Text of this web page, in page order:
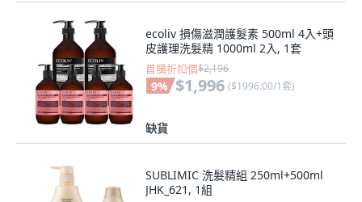
ecoliv 損傷滋潤護髮素 500ml 4入+頭
皮護理洗髮精 1000ml 2入, 1套
首購折扣價$2,196
9% $1,996 ($1996.00/1套)
缺貨
SUBLIMIC 洗髮精組 250ml+500ml
JHK_621, 1組